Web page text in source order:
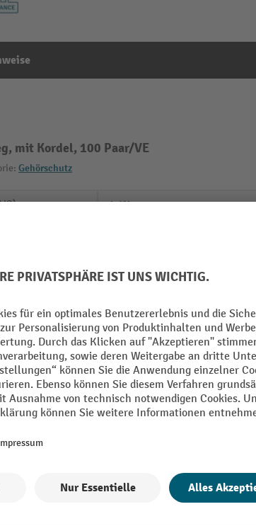
mit Kordel, 100 Paar/VE
Gehörschutz
L-Wert
SNR-Wert
Segment